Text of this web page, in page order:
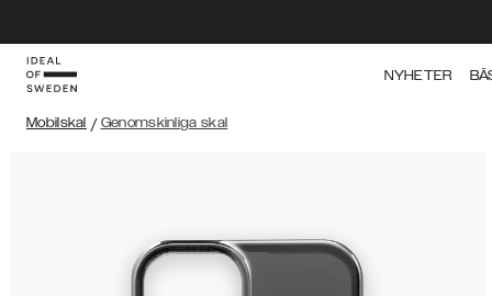
NYHETER
Mobilskal / Genomskinliga skal